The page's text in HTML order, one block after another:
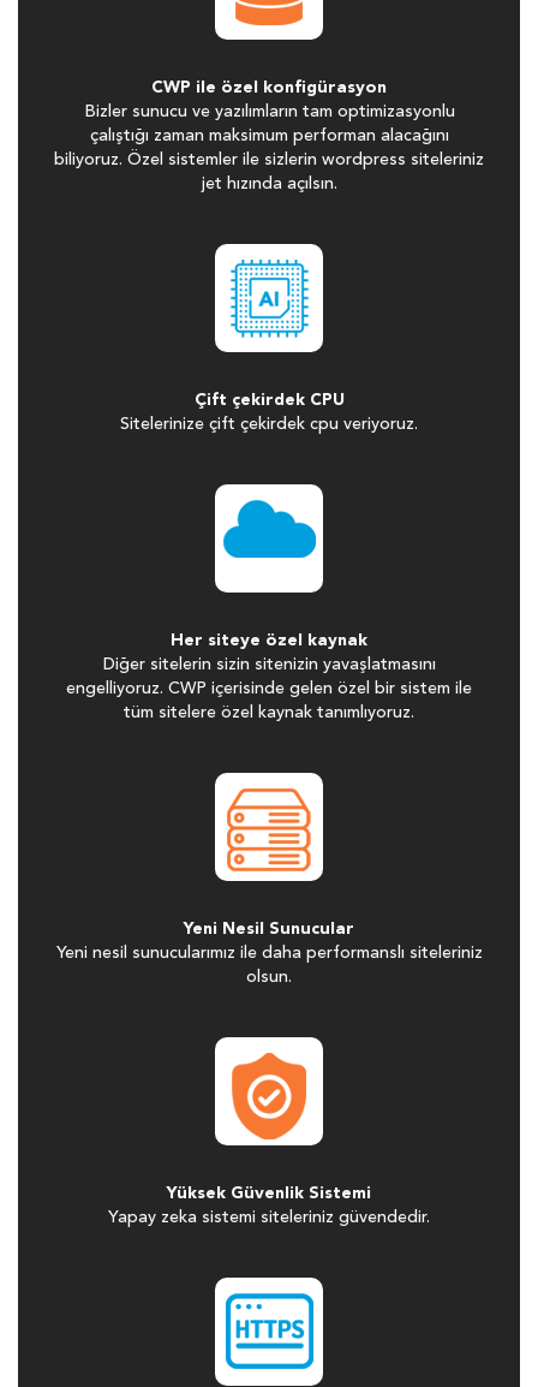
CWP ile özel konfigürasyon
Bizler sunucu ve yazılımların tam optimizasyonlu
çalıştığı zaman maksimum performan alacağını
biliyoruz. Özel sistemler ile sizlerin wordpress siteleriniz
jet hızında açılsın.
Çift çekirdek CPU
Sitelerinize çift çekirdek cpu veriyoruz.
Her siteye özel kaynak
Diğer sitelerin sizin sitenizin yavaşlatmasını
engelliyoruz. CWP içerisinde gelen özel bir sistem ile
tüm sitelere özel kaynak tanımlıyoruz.
Yeni Nesil Sunucular
Yeni nesil sunucularımız ile daha performanslı siteleriniz
olsun.
Yüksek Güvenlik Sistemi
Yapay zeka sistemi siteleriniz güvendedir.